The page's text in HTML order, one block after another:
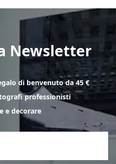
Newsletter
di benvenuto da 45 €
professionisti
e decorare